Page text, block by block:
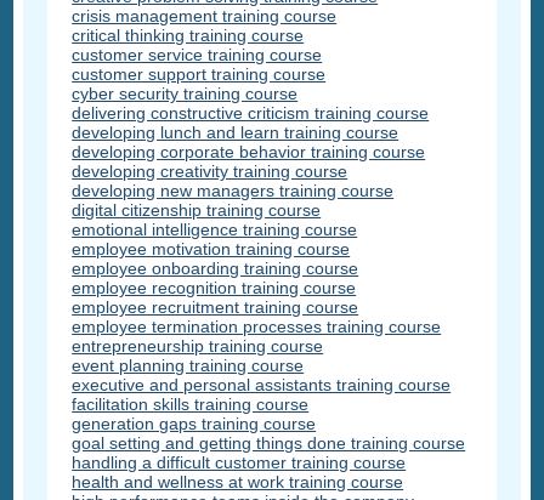
crisis management training course
critical thinking training course
customer service training course
customer support training course
cyber security training course
delivering constructive criticism training course
developing lunch and learn training course
developing corporate behavior training course
developing creativity training course
developing new managers training course
digital citizenship training course
emotional intelligence training course
employee motivation training course
employee onboarding training course
employee recognition training course
employee recruitment training course
employee termination processes training course
entrepreneurship training course
event planning training course
executive and personal assistants training course
facilitation skills training course
generation gaps training course
goal setting and getting things done training course
handling a difficult customer training course
health and wellness at work training course